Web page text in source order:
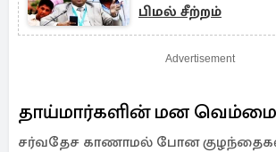
பிமல் சீற்றம்
Advertisement
தாய்மார்களின் மன வெம்மை
சர்வதேச காணாமல் போன